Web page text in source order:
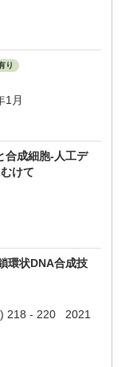
り
1月
合成細胞-人工デ
けて
環状DNA合成技
) 218 - 220 2021